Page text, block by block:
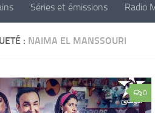
Séries et émissions Radio
: NAIMA EL MANSSOURI
0